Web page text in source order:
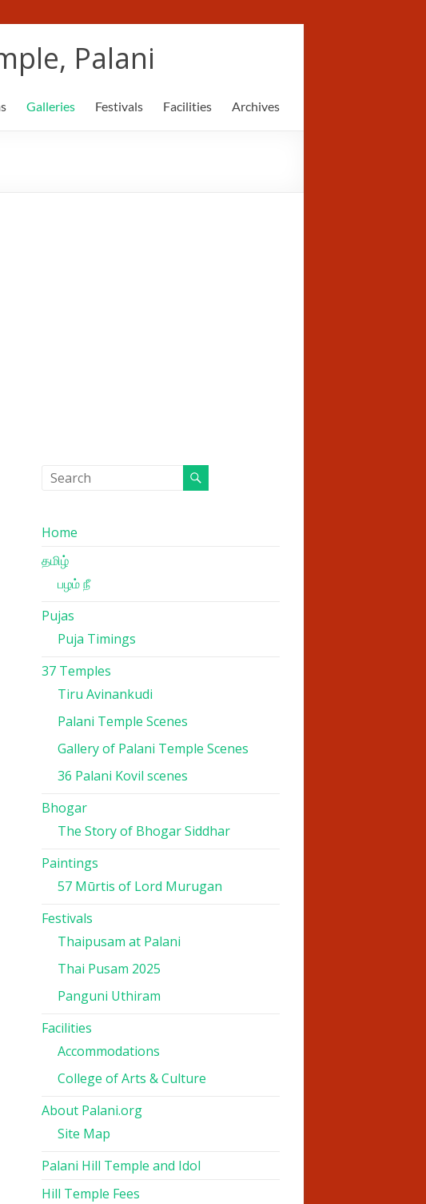
Palani
Galleries Festivals Facilities Archives
Home
தமிழ்
பழம் நீ
Pujas
Puja Timings
37 Temples
Tiru Avinankudi
Palani Temple Scenes
Gallery of Palani Temple Scenes
36 Palani Kovil scenes
Bhogar
The Story of Bhogar Siddhar
Paintings
57 Mūrtis of Lord Murugan
Festivals
Thaipusam at Palani
Thai Pusam 2025
Panguni Uthiram
Facilities
Accommodations
College of Arts & Culture
About Palani.org
Site Map
Palani Hill Temple and Idol
Hill Temple Fees